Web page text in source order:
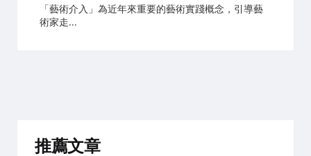
「藝術介入」為近年來重要的藝術實踐概念，引導藝
術家走...
推薦文章